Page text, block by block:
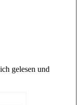
gelesen und